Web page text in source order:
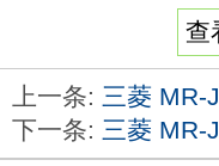
电压: 三相AC200V
高精度定位。
高水平自动调谐，
采用自适制振控制
上一条: 三菱 MR-
下一条: 三菱 MR-